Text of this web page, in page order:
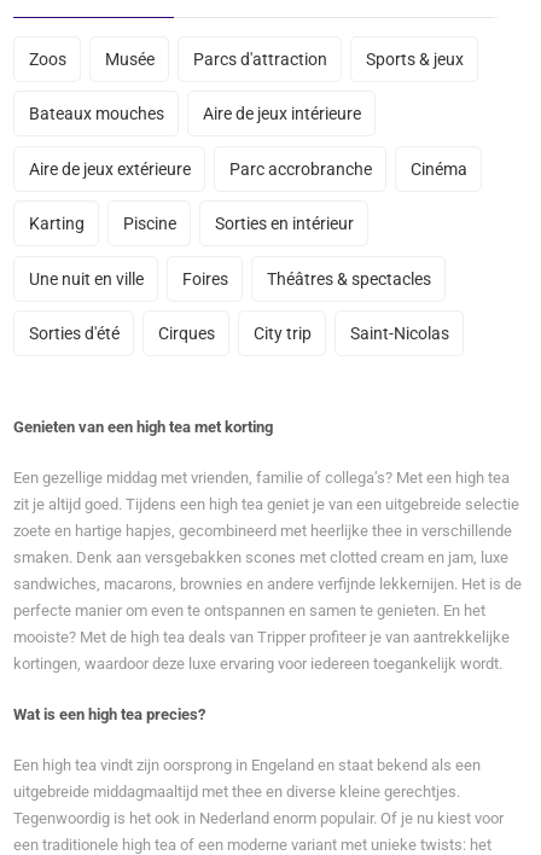
Zoos Musée Parcs d'attraction Sports & jeux
Bateaux mouches Aire de jeux intérieure
Aire de jeux extérieure Parc accrobranche Cinéma
Karting Piscine Sorties en intérieur
Une nuit en ville Foires Théâtres & spectacles
Sorties d'été Cirques City trip Saint-Nicolas
Genieten van een high tea met korting
Een gezellige middag met vrienden, familie of collega’s? Met een high tea
zit je altijd goed. Tijdens een high tea geniet je van een uitgebreide selectie
zoete en hartige hapjes, gecombineerd met heerlijke thee in verschillende
smaken. Denk aan versgebakken scones met clotted cream en jam, luxe
sandwiches, macarons, brownies en andere verfijnde lekkernijen. Het is de
perfecte manier om even te ontspannen en samen te genieten. En het
mooiste? Met de high tea deals van Tripper profiteer je van aantrekkelijke
kortingen, waardoor deze luxe ervaring voor iedereen toegankelijk wordt.
Wat is een high tea precies?
Een high tea vindt zijn oorsprong in Engeland en staat bekend als een
uitgebreide middagmaaltijd met thee en diverse kleine gerechtjes.
Tegenwoordig is het ook in Nederland enorm populair. Of je nu kiest voor
een traditionele high tea of een moderne variant met unieke twists: het